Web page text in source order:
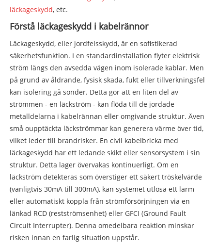
läckageskydd, etc.
Förstå läckageskydd i kabelrännor
Läckageskydd, eller jordfelsskydd, är en sofistikerad
säkerhetsfunktion. I en standardinstallation flyter elektrisk
ström längs den avsedda vägen inom isolerade kablar. Men
på grund av åldrande, fysisk skada, fukt eller tillverkningsfel
kan isolering gå sönder. Detta gör att en liten del av
strömmen - en läckström - kan flöda till de jordade
metalldelarna i kabelrännan eller omgivande struktur. Även
små oupptäckta läckströmmar kan generera värme över tid,
vilket leder till brandrisker. En civil kabelbricka med
läckageskydd har ett ledande skikt eller sensorsystem i sin
struktur. Detta lager övervakas kontinuerligt. Om en
läckström detekteras som överstiger ett säkert tröskelvärde
(vanligtvis 30mA till 300mA), kan systemet utlösa ett larm
eller automatiskt koppla från strömförsörjningen via en
länkad RCD (restströmsenhet) eller GFCI (Ground Fault
Circuit Interrupter). Denna omedelbara reaktion minskar
risken innan en farlig situation uppstår.